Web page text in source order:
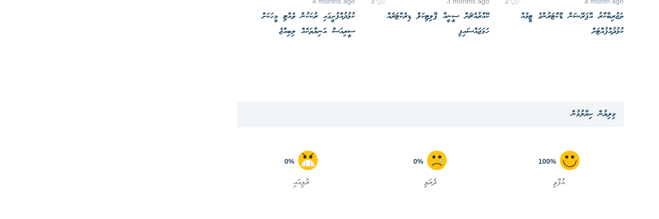
ތަޖުރިބާކާރު އޮޕަރޭޝަން ޑޮކްޓަރުންގެ ޓީމެއް
ކުޅުދުއްފުއްޓަށް
ކޭއާރުއެޗަށް ސީނީއާ ޕޮލިޓިކަލް ޑިރެކްޓަރެއް
ހަމަޖައްސައިފި
ކުޅުދުއްފުށީގައި ރުކަކުން ވެއްޓި މީހަކަށް
ސީރިއަސް އަނިޔާތަކެއް ލިބިއްޖެ
މިލިޔުން ކިޔާލުމުން
100%
އުފާވި
0%
ދެރަވި
0%
ރުޅިއައި